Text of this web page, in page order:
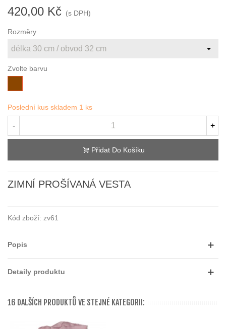
420,00 Kč (s DPH)
Rozměry
Zvolte barvu
Poslední kus skladem 1 ks
- +
Přidat Do Košíku
ZIMNÍ PROŠÍVANÁ VESTA
Kód zboží: zv61
Popis
Detaily produktu
16 DALŠÍCH PRODUKTŮ VE STEJNÉ KATEGORII: